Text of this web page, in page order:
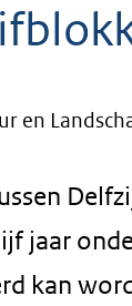
en
jaar
kan